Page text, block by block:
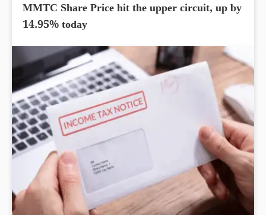
MMTC Share Price hit the upper circuit, up by
14.95% today